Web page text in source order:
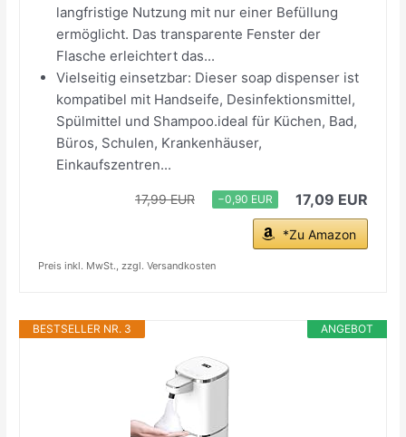
langfristige Nutzung mit nur einer Befüllung
ermöglicht. Das transparente Fenster der
Flasche erleichtert das...
Vielseitig einsetzbar: Dieser soap dispenser ist
kompatibel mit Handseife, Desinfektionsmittel,
Spülmittel und Shampoo.ideal für Küchen, Bad,
Büros, Schulen, Krankenhäuser,
Einkaufszentren...
17,99 EUR −0,90 EUR 17,09 EUR
*Zu Amazon
Preis inkl. MwSt., zzgl. Versandkosten
ANGEBOT
BESTSELLER NR. 3